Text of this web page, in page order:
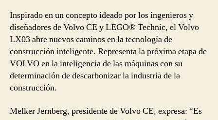
Inspirado en un concepto ideado por los ingenieros y
diseñadores de Volvo CE y LEGO® Technic, el Volvo
LX03 abre nuevos caminos en la tecnología de
construcción inteligente. Representa la próxima etapa de
VOLVO en la inteligencia de las máquinas con su
determinación de descarbonizar la industria de la
construcción.
Melker Jernberg, presidente de Volvo CE, expresa: “Es